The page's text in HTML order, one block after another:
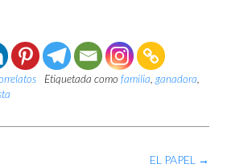
Etiquetada como familia ganadora
EL PAPEL →